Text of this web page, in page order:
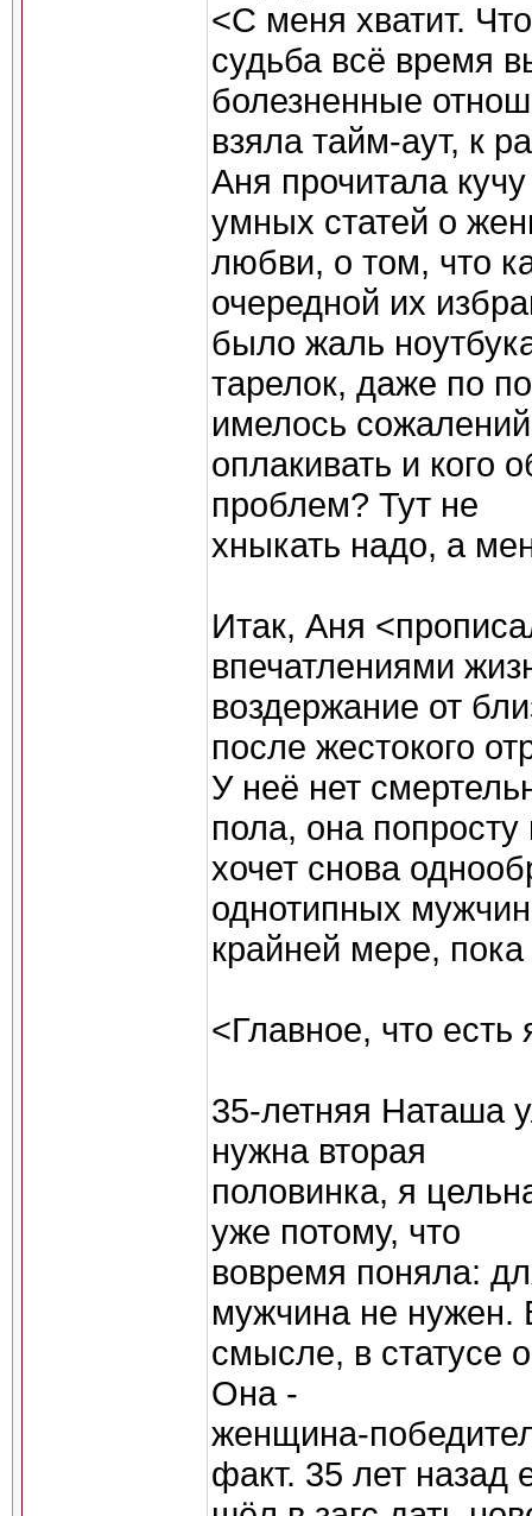
<С меня хватит.
судьба всё время
болезненные
взяла тайм-аут, к
Аня прочитала кучу
умных статей о
любви, о том, что
очередной их
было жаль
тарелок, даже по
имелось
оплакивать и кого
проблем? Тут не
хныкать надо, а
Итак, Аня
впечатлениями
воздержание от
после жестокого
У неё нет
пола, она попросту
хочет снова
однотипных
крайней мере,
<Главное, что есть
35-летняя Наташа
нужна вторая
половинка, я
уже потому, что
вовремя поняла:
мужчина не нужен.
смысле, в статусе
Она -
женщина-
факт. 35 лет назад